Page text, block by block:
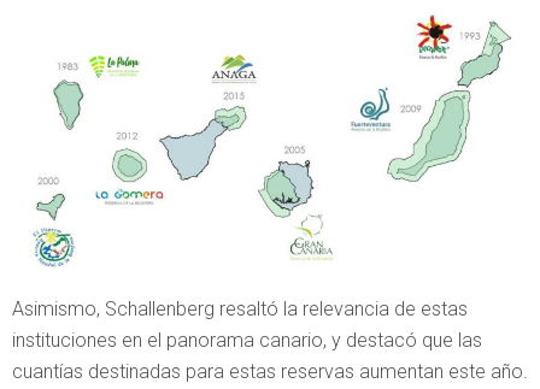
Asimismo, Schallenberg resaltó la relevancia de estas
instituciones en el panorama canario, y destacó que las
cuantías destinadas para estas reservas aumentan este año.